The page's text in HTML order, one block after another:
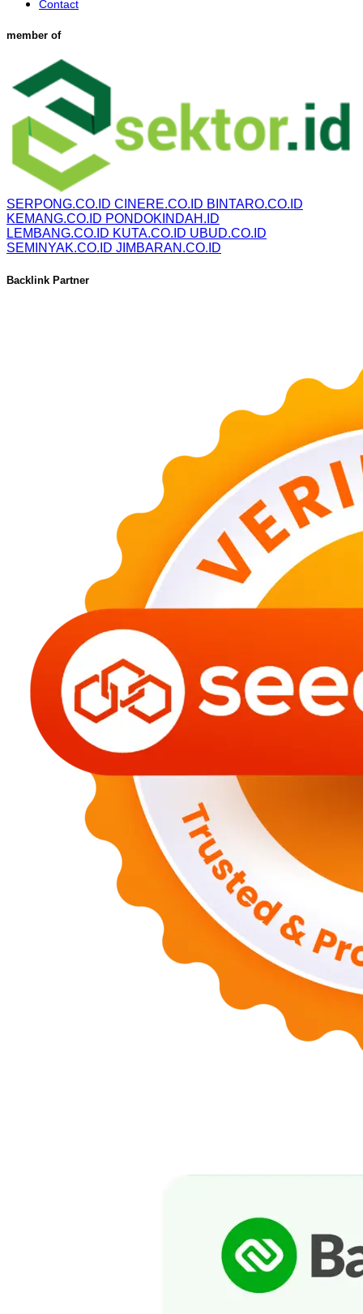
Contact
member of
SERPONG.CO.ID CINERE.CO.ID BINTARO.CO.ID
KEMANG.CO.ID PONDOKINDAH.ID
LEMBANG.CO.ID KUTA.CO.ID UBUD.CO.ID
SEMINYAK.CO.ID JIMBARAN.CO.ID
Backlink Partner